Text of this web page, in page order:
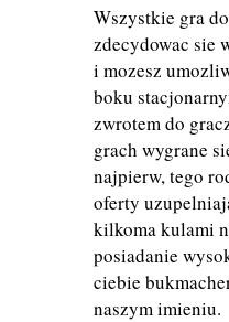
Wszystkie gra
zdecydowac sie
i mozesz
boku
zwrotem do
grach wygrane
najpierw, tego
oferty
kilkoma kulami
posiadanie
ciebie
naszym imieniu.